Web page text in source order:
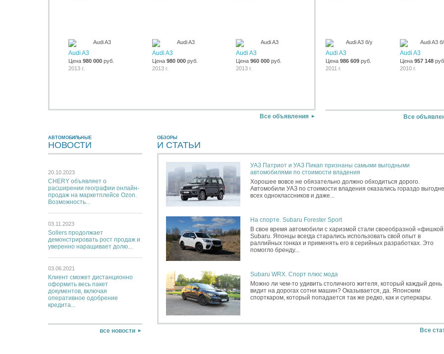
Audi A3
Цена 986 609 руб.
2011 г.
Audi A3
Цена 957 148 руб.
2010 г.
Все
Audi A3
Цена980 000 руб.
2013 г.
Audi A3
Цена 980 000 руб.
2013 г.
Audi A3
Цена 960 000руб.
2013 г.
Все объявления
АВТОМОБИЛЬНЫЕ
НОВОСТИ
20.10.2023
CHERY объявляет о
расширении географии онлайн-
продаж на маркетплейсе Ozon.
Возможность...
03.11.2023
Sollers продолжает
демонстрировать рост продаж и
уверенно наращивает долю...
03.06.2021
Клиент сможет дистанционно
оформить весь пакет
документов, включая
оперативное одобрение
кредита...
все новости
ОБЗОРЫ
И CТАТЬИ
УАЗ Патриот и УАЗ Пикап признаны самыми выгодными
автомобилями по стоимости владения
Хорошее вовсе не обязательно должно обходиться дорого.
Автомобили УАЗ по стоимости владения оказались гораздо
всех одноклассников и даже...
На спорте. Subaru Forester Sport
В свое время автомобили с харизмой стали своеобразной
Subaru. Японцы всегда старались использовать свой опыт в
раллийных гонках и применять его в серийных разработках. Это
помогло бренду...
Subaru WRX. Спорт плюс мода
Можно ли чем-то удивить столичного жителя, который каждый день
видит на дорогах сотни машин? Оказывается, да. Японским
спорткаром, который попадается так же редко, как и суперкары.
Все